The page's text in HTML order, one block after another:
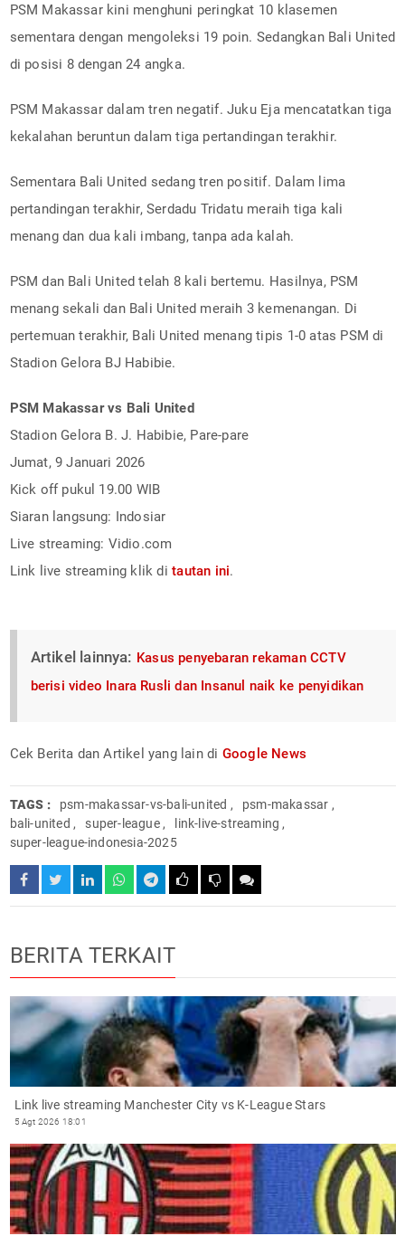
PSM Makassar kini menghuni peringkat 10 klasemen
sementara dengan mengoleksi 19 poin. Sedangkan Bali United
di posisi 8 dengan 24 angka.
PSM Makassar dalam tren negatif. Juku Eja mencatatkan tiga
kekalahan beruntun dalam tiga pertandingan terakhir.
Sementara Bali United sedang tren positif. Dalam lima
pertandingan terakhir, Serdadu Tridatu meraih tiga kali
menang dan dua kali imbang, tanpa ada kalah.
PSM dan Bali United telah 8 kali bertemu. Hasilnya, PSM
menang sekali dan Bali United meraih 3 kemenangan. Di
pertemuan terakhir, Bali United menang tipis 1-0 atas PSM di
Stadion Gelora BJ Habibie.
PSM Makassar vs Bali United
Stadion Gelora B. J. Habibie, Pare-pare
Jumat, 9 Januari 2026
Kick off pukul 19.00 WIB
Siaran langsung: Indosiar
Live streaming: Vidio.com
Link live streaming klik ditautan ini.
Artikel lainnya: Kasus penyebaran rekaman CCTV
berisi video Inara Rusli dan Insanul naik ke penyidikan
Cek Berita dan Artikel yang lain di Google News
TAGS : psm-makassar-vs-bali-united , psm-makassar ,
bali-united , super-league, link-live-streaming ,
super-league-indonesia-2025
BERITA TERKAIT
Link live streaming Manchester City vs K-League Stars
5 Agt 2026 18:01